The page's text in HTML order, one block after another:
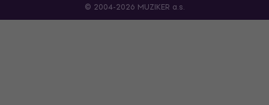
© 2004-2026 MUZIKER a.s.